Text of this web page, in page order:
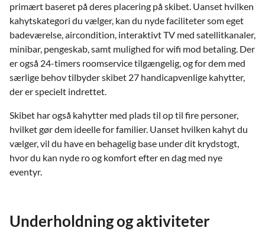
primært baseret på deres placering på skibet. Uanset hvilken
kahytskategori du vælger, kan du nyde faciliteter som eget
badeværelse, aircondition, interaktivt TV med satellitkanaler,
minibar, pengeskab, samt mulighed for wifi mod betaling. Der
er også 24-timers roomservice tilgængelig, og for dem med
særlige behov tilbyder skibet 27 handicapvenlige kahytter,
der er specielt indrettet.
Skibet har også kahytter med plads til op til fire personer,
hvilket gør dem ideelle for familier. Uanset hvilken kahyt du
vælger, vil du have en behagelig base under dit krydstogt,
hvor du kan nyde ro og komfort efter en dag med nye
eventyr.
Underholdning og aktiviteter